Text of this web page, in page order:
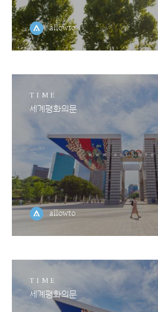
allowto
TIME
세계평화의문
allowto
TIME
세계평화의문